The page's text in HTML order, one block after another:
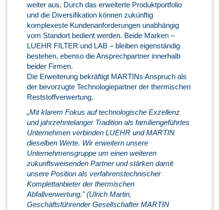
weiter aus. Durch das erweiterte Produktportfolio
und die Diversifikation können zukünftig
komplexeste Kundenanforderungen unabhängig
vom Standort bedient werden. Beide Marken –
LUEHR FILTER und LAB – bleiben eigenständig
bestehen, ebenso die Ansprechpartner innerhalb
beider Firmen.
Die Erweiterung bekräftigt MARTINs Anspruch als
der bevorzugte Technologiepartner der thermischen
Reststoffverwertung.
„Mit klarem Fokus auf technologische Exzellenz
und jahrzehntelanger Tradition als familiengeführtes
Unternehmen verbinden LUEHR und MARTIN
dieselben Werte. Wir erweitern unsere
Unternehmensgruppe um einen weiteren
zukunftsweisenden Partner und stärken damit
unsere Position als verfahrenstechnischer
Komplettanbieter der thermischen
Abfallverwertung." (Ulrich Martin,
Geschäftsführender Gesellschafter MARTIN